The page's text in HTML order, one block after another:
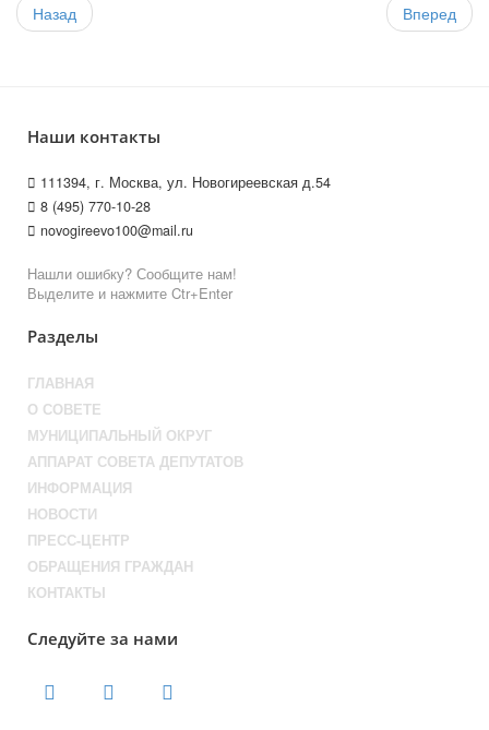
Назад Вперед
Наши контакты
111394, г. Москва, ул. Новогиреевская д.54
8 (495) 770-10-28
novogireevo100@mail.ru
Нашли ошибку? Сообщите нам!
Выделите и нажмите Ctr+Enter
Разделы
ГЛАВНАЯ
О СОВЕТЕ
МУНИЦИПАЛЬНЫЙ ОКРУГ
АППАРАТ СОВЕТА ДЕПУТАТОВ
ИНФОРМАЦИЯ
НОВОСТИ
ПРЕСС-ЦЕНТР
ОБРАЩЕНИЯ ГРАЖДАН
КОНТАКТЫ
Следуйте за нами